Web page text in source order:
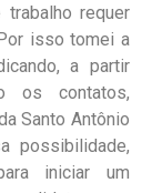
requer
isso tomei a
a partir
os contatos,
Santo Antônio
possibilidade,
iniciar um